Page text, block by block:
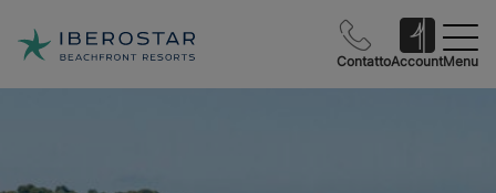
ContattoAccountMenu